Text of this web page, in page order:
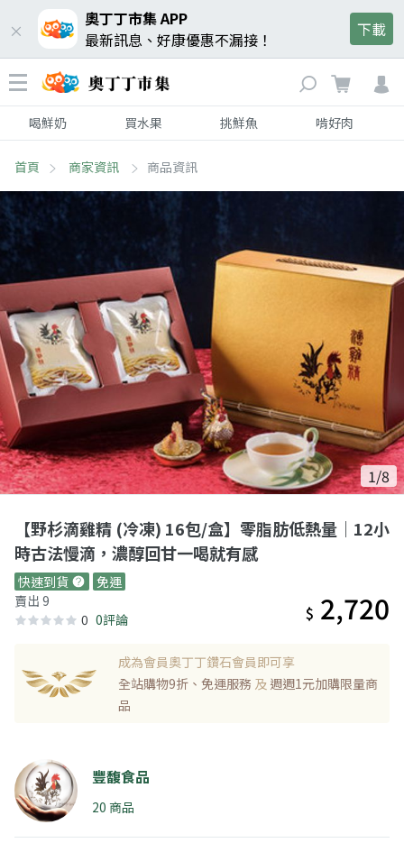
奧丁丁市集 APP
最新訊息、好康優惠不漏接！
下載
喝鮮奶 買水果 挑鮮魚 啃好肉
首頁 商家資訊 商品資訊
1/8
【野杉滴雞精 (冷凍) 16包/盒】零脂肪低熱量｜12小
時古法慢滴，濃醇回甘一喝就有感
快速到貨
免運
賣出 9
0 0評論 $ 2,720
成為會員奧丁丁鑽石會員即可享
全站購物9折、免運服務 及 週週1元加購限量商
品
豐馥食品
20 商品